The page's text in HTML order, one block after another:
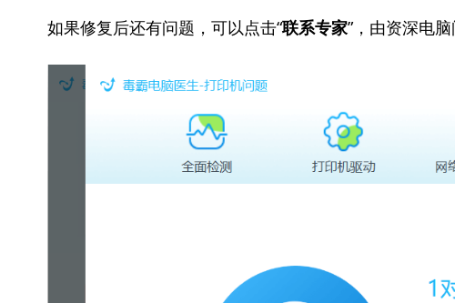
如果修复后还有问题，可以点击“联系专家”，由资深电